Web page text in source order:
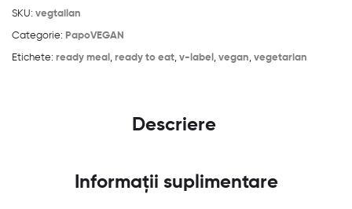
SKU: vegtailan
Categorie: PapoVEGAN
Etichete: ready meal ready to eat v-label vegan vegetarian
Descriere
Informații suplimentare